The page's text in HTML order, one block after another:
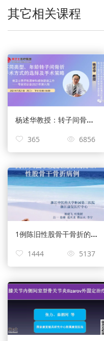
其它相关课程
杨述华教授：转子间骨折手术方式选择及手术策略【2021年第六期】
365 6856
1例陈旧性股骨干骨折的治疗策略：谈谈骨外固定的感染处理——祝建飞
1444 5137